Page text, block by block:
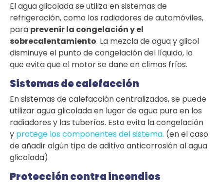
El agua glicolada se utiliza en sistemas de
refrigeración, como los radiadores de automóviles,
para prevenir la congelación y el
sobrecalentamiento. La mezcla de agua y glicol
disminuye el punto de congelación del líquido, lo
que evita que el motor se dañe en climas fríos.
Sistemas de calefacción
En sistemas de calefacción centralizados, se puede
utilizar agua glicolada en lugar de agua pura en los
radiadores y las tuberías. Esto evita la congelación
y protege los componentes del sistema. (en el caso
de añadir algún tipo de aditivo anticorrosión al agua
glicolada)
Protección contra incendios